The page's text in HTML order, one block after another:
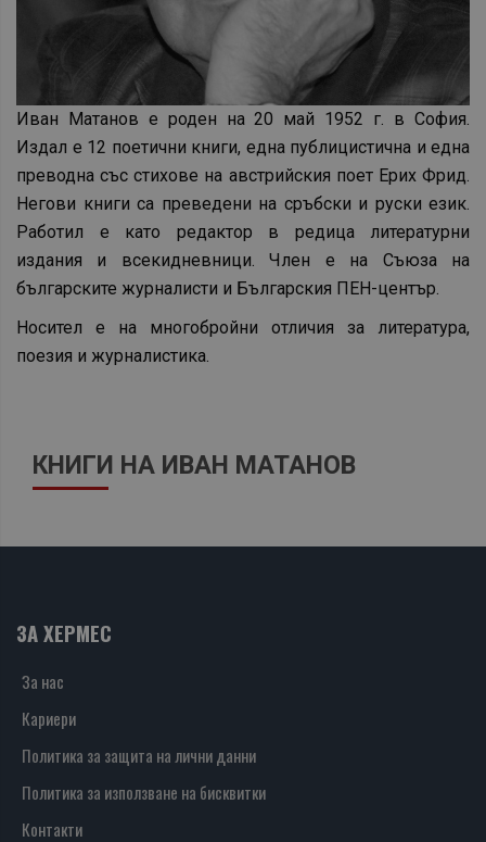
Иван Матанов е роден на 20 май 1952 г. в София.
Издал е 12 поетични книги, една публицистична и една
преводна със стихове на австрийския поет Ерих Фрид.
Негови книги са преведени на сръбски и руски език.
Работил е като редактор в редица литературни
издания и всекидневници. Член е на Съюза на
българските журналисти и Българския ПЕН-център.
Носител е на многобройни отличия за литература,
поезия и журналистика.
КНИГИ НА ИВАН МАТАНОВ
ЗА ХЕРМЕС
За нас
Кариери
Политика за защита на лични данни
Политика за използване на бисквитки
Контакти